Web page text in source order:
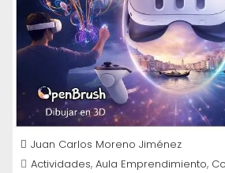
Juan Carlos Moreno Jiménez
Actividades, Aula Emprendimiento,